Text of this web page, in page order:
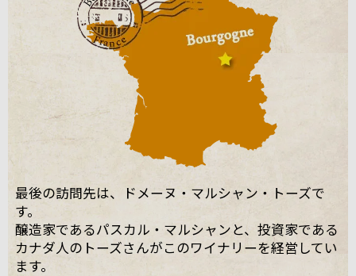
最後の訪問先は、ドメーヌ・マルシャン・トーズで
す。
醸造家であるパスカル・マルシャンと、投資家である
カナダ人のトーズさんがこのワイナリーを経営してい
ます。